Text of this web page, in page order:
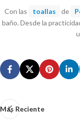
Con las toallas de
baño. Desde la
Más Reciente